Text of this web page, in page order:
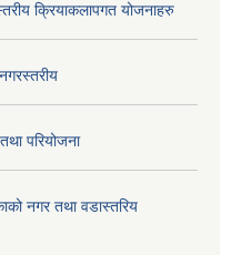
क्रियाकलापगत योजनाहरु
परियोजना
नगर तथा वडास्तरिय